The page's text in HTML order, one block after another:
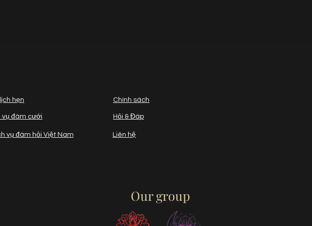
hẹn
vụ đám cưới
vụ đám hỏi Việt Nam
Chính sách
Hỏi & Đáp
Liên hệ
Our group